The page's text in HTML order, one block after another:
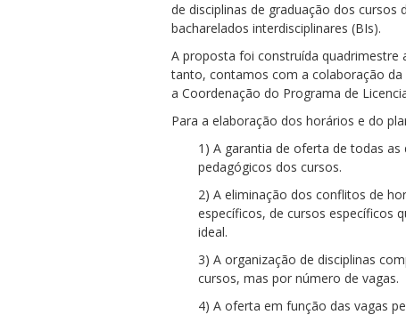
de disciplinas de graduação dos
bacharelados interdisciplinares (BIs).
A proposta foi construída quadrimestre
tanto, contamos com a colaboração da
a Coordenação do Programa de
Para a elaboração dos horários e do
1) A garantia de oferta de todas
pedagógicos dos cursos.
2) A eliminação dos conflitos de
específicos, de cursos específicos
ideal.
3) A organização de disciplinas
cursos, mas por número de vagas.
4) A oferta em função das vagas